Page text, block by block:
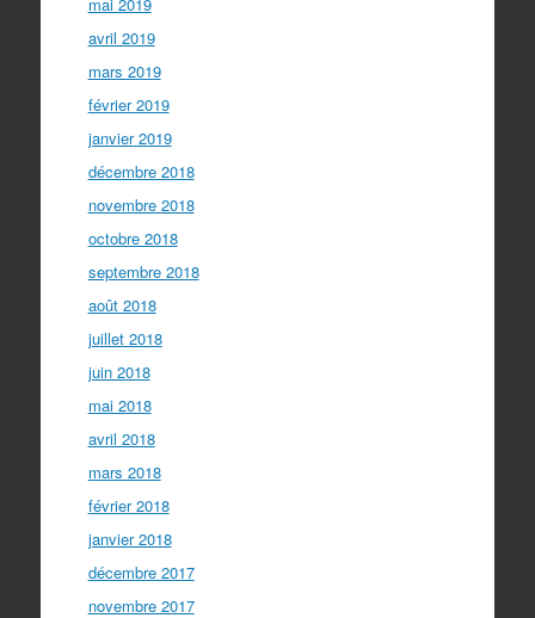
avril 2019
mars 2019
février 2019
janvier 2019
décembre 2018
novembre 2018
octobre 2018
septembre 2018
août 2018
juillet 2018
juin 2018
mai 2018
avril 2018
mars 2018
février 2018
janvier 2018
décembre 2017
novembre 2017